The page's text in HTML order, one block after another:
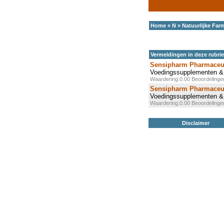
Home » N » Natuurlijke
Vermeldingen in deze
Sensipharm
Voedingssupplementen
Waardering:0.00
Sensipharm
Voedingssupplementen
Waardering:0.00
Disclaimer